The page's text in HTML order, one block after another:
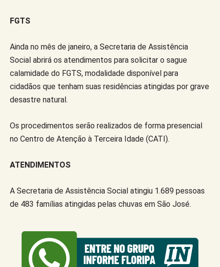
FGTS
Ainda no mês de janeiro, a Secretaria de Assistência
Social abrirá os atendimentos para solicitar o sague
calamidade do FGTS, modalidade disponível para
cidadãos que tenham suas residências atingidas por grave
desastre natural.
Os procedimentos serão realizados de forma presencial
no Centro de Atenção à Terceira Idade (CATI).
ATENDIMENTOS
A Secretaria de Assistência Social atingiu 1.689 pessoas
de 483 famílias atingidas pelas chuvas em São José.